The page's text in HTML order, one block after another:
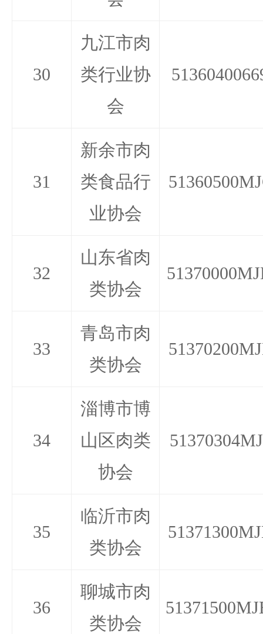
30
九江市肉
类行业协
会
31
新余市肉
类食品行
业协会
32
山东省肉
类协会
33
青岛市肉
类协会
34
淄博市博
山区肉类
协会
35
临沂市肉
类协会
36
聊城市肉
类协会